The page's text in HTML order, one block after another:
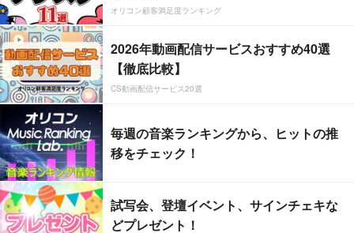
オリコン顧客満足度ランキング
2026年動画配信サービスおすすめ40選
【徹底比較】
CS動画配信サービス20選
毎週の音楽ランキングから、ヒットの推
移をチェック！
試写会、登壇イベント、サインチェキな
どプレゼント！